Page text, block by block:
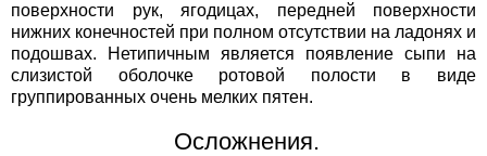
поверхности рук, ягодицах, передней поверхности
нижних конечностей при полном отсутствии на ладонях и
подошвах. Нетипичным является появление сыпи на
слизистой оболочке ротовой полости в виде
группированных очень мелких пятен.
Осложнения.